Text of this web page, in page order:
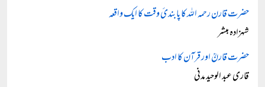
حضرت قارن رحمہ اللہ کا پابندئ وقت کا ایک واقعہ
شہزادہ مبشر
حضرت قارنؒ اور قرآن کا ادب
قاری عبد الوحید مدنی